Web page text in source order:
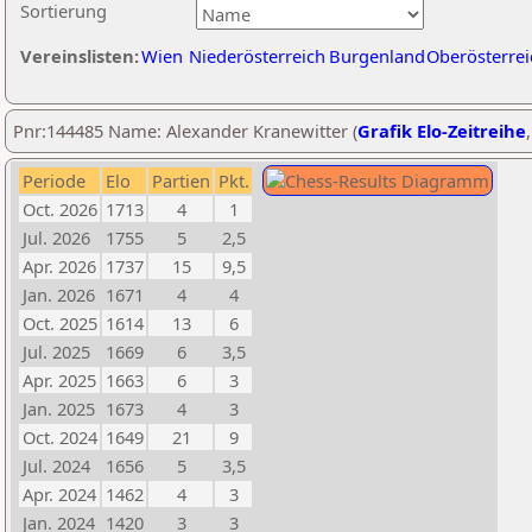
Sortierung
Vereinslisten:Wien Niederösterreich Burgenland
Pnr:144485 Name: Alexander Kranewitter (Grafik Elo-Zeitreihe
Periode Elo Partien Pkt.
Oct. 2026 1713 4
1
Jul. 2026
1755 5
2,5
Apr. 2026 1737 15
9,5
Jan. 2026 1671 4
4
Oct. 2025 1614 13
6
Jul. 2025
1669 6
3,5
Apr. 2025 1663 6
3
Jan. 2025 1673 4
3
Oct. 2024 1649 21
9
Jul. 2024
1656 5
3,5
Apr. 2024 1462 4
3
Jan. 2024 1420 3 3